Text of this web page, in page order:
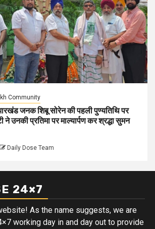
Community
जनक शिबू सोरेन की पहली पुण्यतिथि पर
ने उनकी प्रतिमा पर माल्यार्पण कर श्रद्धा सुमन
Daily Dose Team
24×7
As the name suggests, we are
working day in and day out to provide